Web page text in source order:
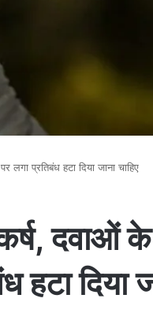
लगा प्रतिबंध हटा दिया जाना चाहिए
दवाओं
दिया